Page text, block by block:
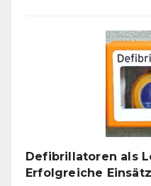
Defibrillatoren als
Erfolgreiche